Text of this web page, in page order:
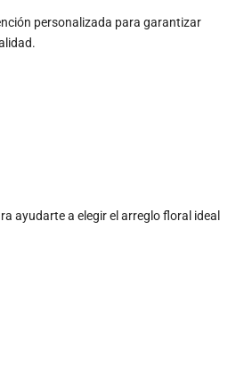
personalizada para garantizar
ayudarte a elegir el arreglo floral ideal